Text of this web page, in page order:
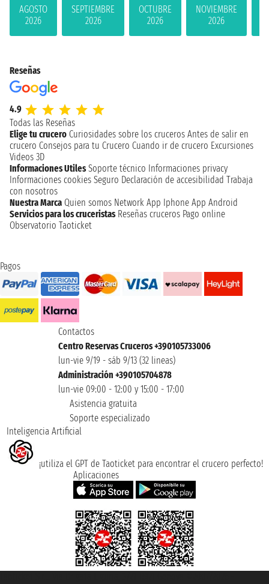
AGOSTO
2026
SEPTIEMBRE
2026
OCTUBRE
2026
NOVIEMBRE
2026
Reseñas
4.9
Todas las Reseñas
Elige tu crucero Curiosidades sobre los cruceros Antes de salir en
crucero Consejos para tu Crucero Cuando ir de crucero Excursiones
Videos 3D
Informaciones Utiles Soporte técnico Informaciones privacy
Informaciones cookies Seguro Declaración de accesibilidad Trabaja
con nosotros
Nuestra Marca Quien somos Network App Iphone App Android
Servicios para los cruceristas Reseñas cruceros Pago online
Observatorio Taoticket
Pagos
Contactos
Centro Reservas Cruceros +390105733006
lun-vie 9/19 - sáb 9/13 (32 lineas)
Administración +390105704878
lun-vie 09:00 - 12:00 y 15:00 - 17:00
Asistencia gratuita
Soporte especializado
Inteligencia Artificial
¡utiliza el GPT de Taoticket para encontrar el crucero perfecto!
Aplicaciones